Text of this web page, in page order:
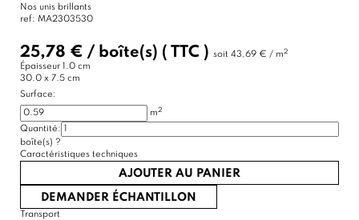
Nos unis brillants
ref: MA2303530
25,78 € / boîte(s) ( TTC ) soit 43,69 € / m2
Épaisseur 1.0 cm
30.0 x 7.5 cm
Surface:
m2
Quantité:
boîte(s) ?
Caractéristiques techniques
AJOUTER AU PANIER
DEMANDER ÉCHANTILLON
Transport